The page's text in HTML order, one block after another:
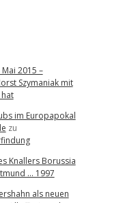
2015 –
Szymaniak mit
im Europapokal
zu
Knallers Borussia
… 1997
als neuen